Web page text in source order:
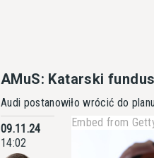
AMuS: Katarski
Audi postanowiło wrócić do
09.11.24
14:02
Embed from